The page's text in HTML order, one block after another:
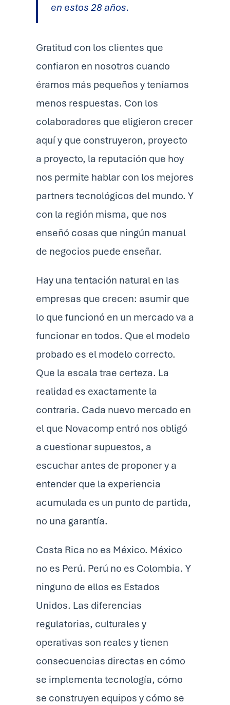
en estos 28 años.
Gratitud con los clientes que
confiaron en nosotros cuando
éramos más pequeños y teníamos
menos respuestas. Con los
colaboradores que eligieron crecer
aquí y que construyeron, proyecto
a proyecto, la reputación que hoy
nos permite hablar con los mejores
partners tecnológicos del mundo. Y
con la región misma, que nos
enseñó cosas que ningún manual
de negocios puede enseñar.
Hay una tentación natural en las
empresas que crecen: asumir que
lo que funcionó en un mercado va a
funcionar en todos. Que el modelo
probado es el modelo correcto.
Que la escala trae certeza. La
realidad es exactamente la
contraria. Cada nuevo mercado en
el que Novacomp entró nos obligó
a cuestionar supuestos, a
escuchar antes de proponer y a
entender que la experiencia
acumulada es un punto de partida,
no una garantía.
Costa Rica no es México. México
no es Perú. Perú no es Colombia. Y
ninguno de ellos es Estados
Unidos. Las diferencias
regulatorias, culturales y
operativas son reales y tienen
consecuencias directas en cómo
se implementa tecnología, cómo
se construyen equipos y cómo se